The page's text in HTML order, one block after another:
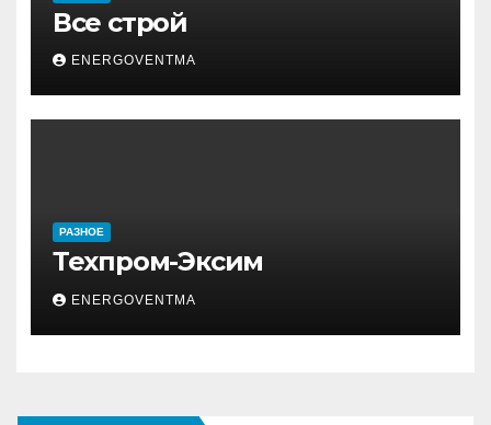
Все строй
ENERGOVENTMA
РАЗНОЕ
Техпром-Эксим
ENERGOVENTMA